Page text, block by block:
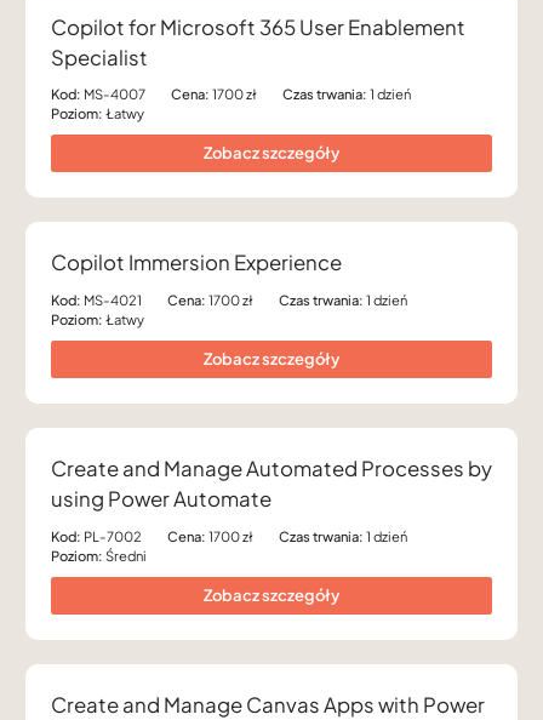
Copilot for Microsoft 365 User Enablement
Specialist
Kod: MS-4007 Cena: 1700 zł Czas trwania: 1 dzień
Poziom: Łatwy
Zobacz szczegóły
Copilot Immersion Experience
Kod: MS-4021 Cena: 1700 zł Czas trwania: 1 dzień
Poziom: Łatwy
Zobacz szczegóły
Create and Manage Automated Processes by
using Power Automate
Kod: PL-7002 Cena: 1700 zł Czas trwania: 1 dzień
Poziom: Średni
Zobacz szczegóły
Create and Manage Canvas Apps with Power